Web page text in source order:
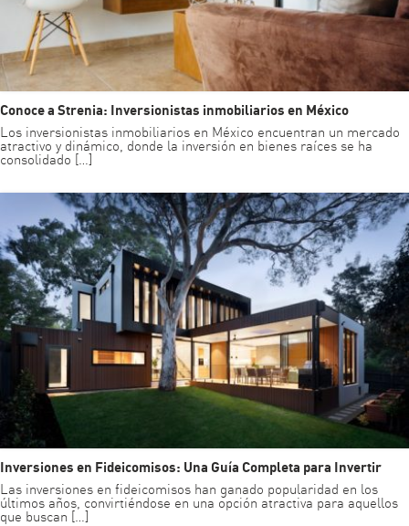
Conoce a Strenia: Inversionistas inmobiliarios en México
Los inversionistas inmobiliarios en México encuentran un mercado
atractivo y dinámico, donde la inversión en bienes raíces se ha
consolidado […]
Inversiones en Fideicomisos: Una Guía Completa para Invertir
Las inversiones en fideicomisos han ganado popularidad en los
últimos años, convirtiéndose en una opción atractiva para aquellos
que buscan […]